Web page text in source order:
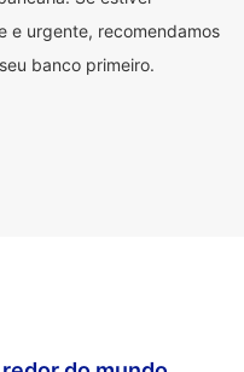
e urgente, recomendamos
banco primeiro.